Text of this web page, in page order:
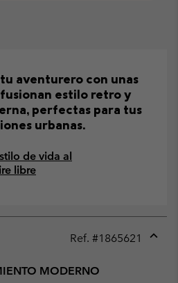
aventurero con unas
estilo retro y
perfectas para tus
urbanas.
de vida al
libre
Ref. #1865621
MODERNO